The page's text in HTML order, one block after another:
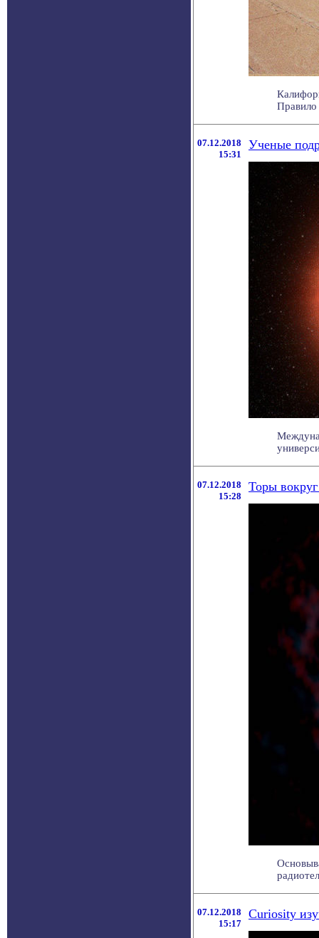
Правило
07.12.2018
15:31
Ученые
07.12.2018
15:28
Торы
07.12.2018
15:17
Curiosity